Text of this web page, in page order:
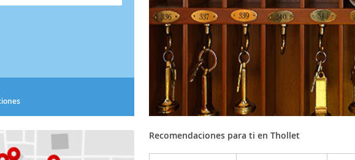
Recomendaciones para ti en Thollet